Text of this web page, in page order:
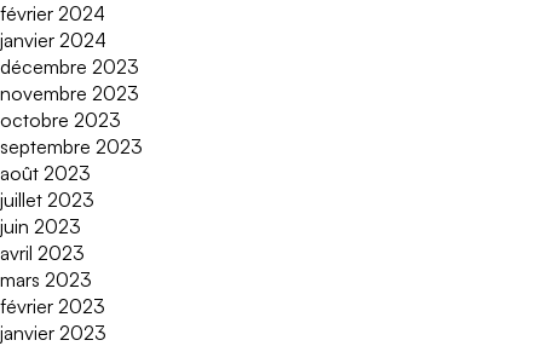
février 2024
janvier 2024
décembre 2023
novembre 2023
octobre 2023
septembre 2023
août 2023
juillet 2023
juin 2023
avril 2023
mars 2023
février 2023
janvier 2023